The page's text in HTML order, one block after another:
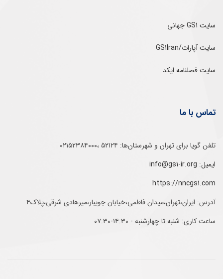
سایت GS1 جهانی
سایت آپارات/GS1Iran
سایت فصلنامه ایکد
تماس با ما
تلفن‌ گویا برای‌ تهران‌‌ و‌ شهرستان‌ها:‌ ۵۲۱۲۴ ،۰۲۱۵۲۳۸۴۰۰۰
ایمیل: info@gs1-ir.org
https://nncgs1.com
آدرس: ایران،تهران،میدان فاطمی،خیابان جویبار،میرهادی شرقی،پلاک۴
ساعت کاری: شنبه تا چهارشنبه - ۱۴:۳۰-۰۷:۳۰